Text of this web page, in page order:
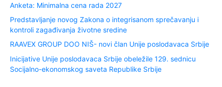
Anketa: Minimalna cena rada 2027
Predstavljanje novog Zakona o integrisanom sprečavanju i
kontroli zagađivanja životne sredine
RAAVEX GROUP DOO NIŠ- novi član Unije poslodavaca Srbije
Inicijative Unije poslodavaca Srbije obeležile 129. sednicu
Socijalno-ekonomskog saveta Republike Srbije